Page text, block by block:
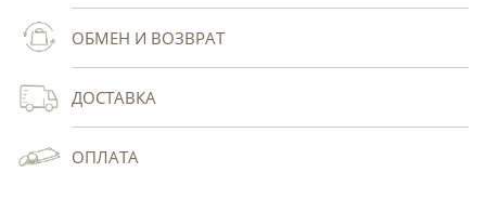
ОБМЕН И ВОЗВРАТ
ДОСТАВКА
ОПЛАТА